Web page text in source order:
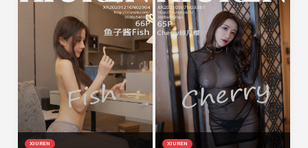
XIUREN XIUREN